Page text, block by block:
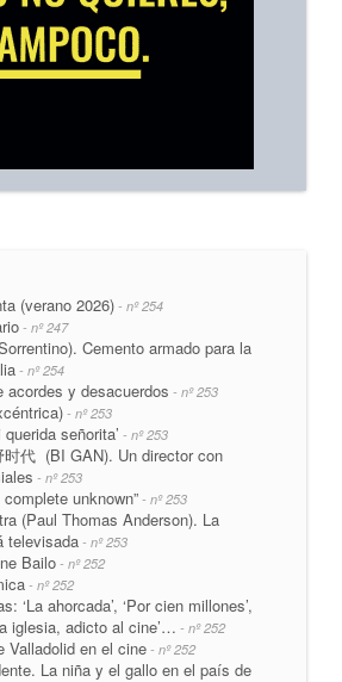
(verano 2026) - nº 254
- nº 247
Cemento armado para la
- nº 254
acordes y desacuerdos - nº 253
- nº 253
querida señorita’ - nº 253
代 (BI GAN). Un director con
- nº 253
unknown” - nº 253
(Paul Thomas Anderson). La
televisada - nº 253
Bailo - nº 252
- nº 252
‘La ahorcada’, ‘Por cien millones’,
iglesia, adicto al cine’… - nº 252
Valladolid en el cine- nº 252
La niña y el gallo en el país de